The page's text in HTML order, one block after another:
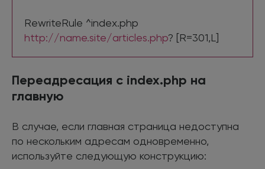
RewriteRule ^index.php
http://name.site/articles.php? [R=301,L]
Переадресация с index.php на
главную
В случае, если главная страница недоступна
по нескольким адресам одновременно,
используйте следующую конструкцию: